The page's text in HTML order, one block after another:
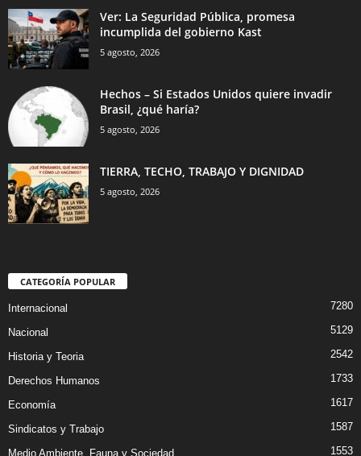
Ver: La Seguridad Pública, promesa
incumplida del gobierno Kast
5 agosto, 2026
Hechos – Si Estados Unidos quiere invadir
Brasil, ¿qué haría?
5 agosto, 2026
TIERRA, TECHO, TRABAJO Y DIGNIDAD
5 agosto, 2026
CATEGORÍA POPULAR
Internacional 7280
Nacional 5129
Historia y Teoria 2542
Derechos Humanos 1733
Economía 1617
Sindicatos y Trabajo 1587
Medio Ambiente, Fauna y Sociedad 1553